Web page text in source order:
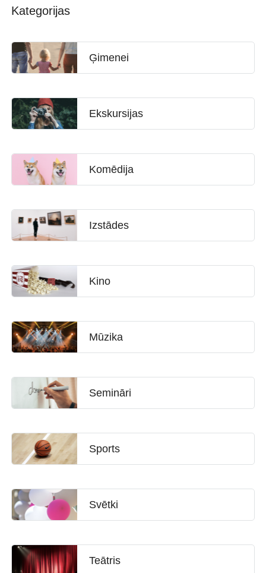
Kategorijas
Ģimenei
Ekskursijas
Komēdija
Izstādes
Kino
Mūzika
Semināri
Sports
Svētki
Teātris